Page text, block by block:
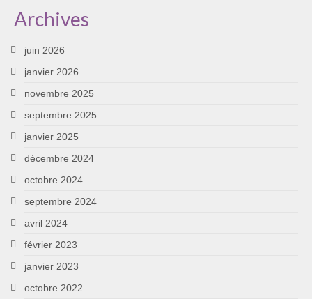
Archives
juin 2026
janvier 2026
novembre 2025
septembre 2025
janvier 2025
décembre 2024
octobre 2024
septembre 2024
avril 2024
février 2023
janvier 2023
octobre 2022